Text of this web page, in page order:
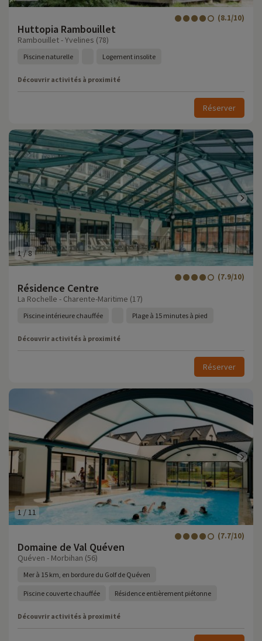
Huttopia Rambouillet
(8.1/10)
Rambouillet - Yvelines (78)
Piscine naturelle Logement insolite
Découvrir activités à proximité
Réserver
1/8
Résidence Centre
(7.9/10)
La Rochelle - Charente-Maritime (17)
Piscine intérieure chauffée Plage à 15 minutes à pied
Découvrir activités à proximité
Réserver
1/11
Domaine de Val Quéven
(7.7/10)
Quéven - Morbihan (56)
Mer à 15 km, en bordure du Golf de Quéven
Piscine couverte chauffée Résidence entièrement piétonne
Découvrir activités à proximité